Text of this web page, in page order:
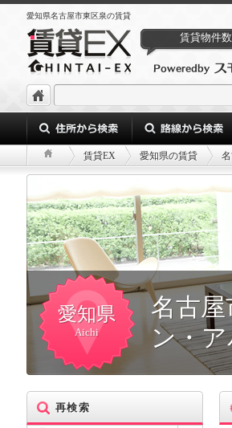
愛知県名古屋市東区泉の賃貸
賃貸物件数
賃貸EX 愛知県の賃貸
愛知県
Aichi
名古
ン・
再検索